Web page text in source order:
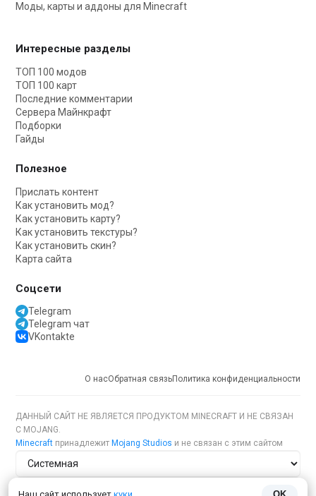
Наш сайт использует куки
Моды, карты и аддоны для Minecraft
Интересные разделы
ТОП 100 модов
ТОП 100 карт
Последние комментарии
Сервера Майнкрафт
Подборки
Гайды
Полезное
Прислать контент
Как установить мод?
Как установить карту?
Как установить текстуры?
Как установить скин?
Карта сайта
Соцсети
Telegram
Telegram чат
VKontakte
О насОбратная связьПолитика конфиденциальности
ДАННЫЙ САЙТ НЕ ЯВЛЯЕТСЯ ПРОДУКТОМ MINECRAFT И НЕ СВЯЗАН
С MOJANG.
Minecraft принадлежит Mojang Studios и не связан с этим сайтом
Тема сайта